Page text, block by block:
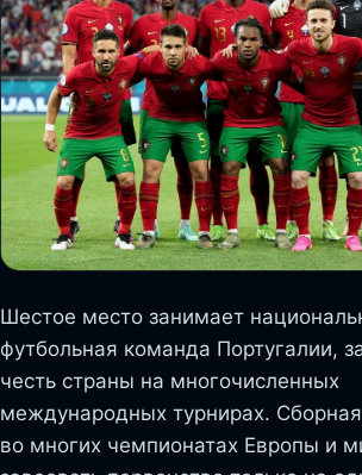
Шестое место занимает
футбольная команда Португалии,
честь страны на многочисленных
международных турнирах.
во многих чемпионатах Европы и